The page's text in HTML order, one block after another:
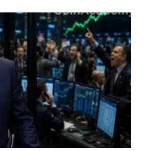
postes détruits en juillet, les